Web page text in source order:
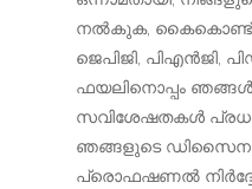
നൽകുക, കൈകൊണ്ട്
ജെപിജി, പിഎൻജി,
ഫയലിനൊപ്പം
സവിശേഷതകൾ
ഞങ്ങളുടെ
പ്രൊഫഷണൽ